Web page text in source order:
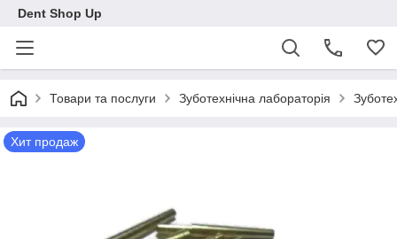
Dent Shop Up
Товари та послуги Зуботехнічна лабораторія
Хит продаж